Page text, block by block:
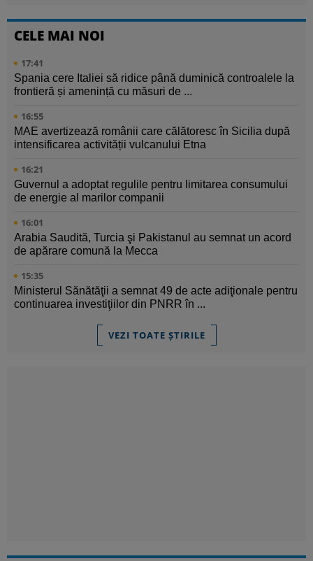
CELE MAI NOI
17:41
Spania cere Italiei să ridice până duminică controalele la
frontieră și amenință cu măsuri de ...
16:55
MAE avertizează românii care călătoresc în Sicilia după
intensificarea activității vulcanului Etna
16:21
Guvernul a adoptat regulile pentru limitarea consumului
de energie al marilor companii
16:01
Arabia Saudită, Turcia şi Pakistanul au semnat un acord
de apărare comună la Mecca
15:35
Ministerul Sănătăţii a semnat 49 de acte adiţionale pentru
continuarea investiţiilor din PNRR în ...
VEZI TOATE ȘTIRILE